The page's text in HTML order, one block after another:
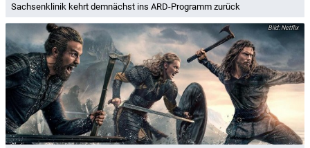
Sachsenklinik kehrt demnächst ins ARD-Programm zurück
Netflix